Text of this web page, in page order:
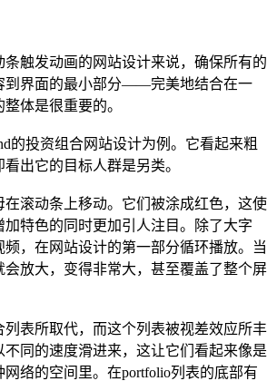
触发动画的网站设计来说，确保所有的
界面的最小部分——完美地结合在一
体是很重要的。
的投资组合网站设计为例。它看起来粗
出它的目标人群是另类。
滚动条上移动。它们被涂成红色，这使
特色的同时更加引人注目。除了大字
，在网站设计的第一部分循环播放。当
放大，变得非常大，甚至覆盖了整个屏
列表所取代，而这个列表被视差效应所丰
同的速度滑进来，这让它们看起来像是
络的空间里。在portfolio列表的底部有